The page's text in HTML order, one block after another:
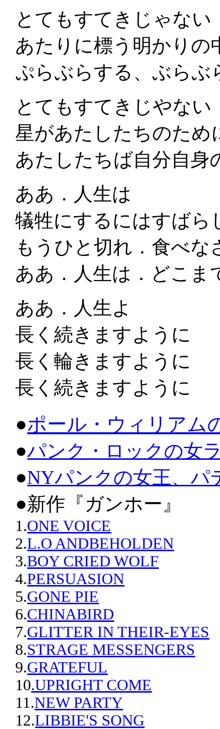
とてもすてきじゃな
あたりに標う明かりの
ぷらぶらする、ぶらぶ
とてもすてきじやな
星があたしたちのため
あたしたちば自分自身
ああ．人生は
犠牲にするにはすばら
もうひと切れ．食べな
ああ．人生は．どこま
ああ．人生よ
長く続きますように
長く輪きますように
長く続きますように
●ポール・ウィリアム
●パンク・ロックの女
●NYパンクの女王、パ
●新作『ガンホー』
1.ONE VOICE
2.L.O ANDBEHOLDEN
3.BOY CRIED WOLF
4.PERSUASION
5.GONE PIE
6.CHINABIRD
7.GLITTER IN THEIR-EYES
8.STRAGE MESSENGERS
9.GRATEFUL
10.UPRIGHT COME
11.NEW PARTY
12.LIBBIE'S SONG